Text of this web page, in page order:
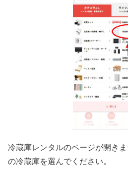
冷蔵庫レンタルのページが開き
の冷蔵庫を選んでください。